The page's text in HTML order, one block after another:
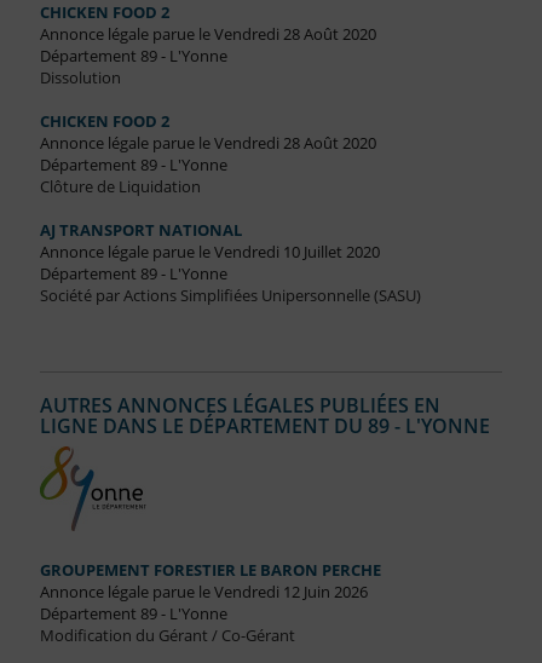
CHICKEN FOOD 2
Annonce légale parue le Vendredi 28 Août 2020
Département 89 - L'Yonne
Dissolution
CHICKEN FOOD 2
Annonce légale parue le Vendredi 28 Août 2020
Département 89 - L'Yonne
Clôture de Liquidation
AJ TRANSPORT NATIONAL
Annonce légale parue le Vendredi 10 Juillet 2020
Département 89 - L'Yonne
Société par Actions Simplifiées Unipersonnelle (SASU)
AUTRES ANNONCES LÉGALES PUBLIÉES EN
LIGNE DANS LE DÉPARTEMENT DU 89 - L'YONNE
GROUPEMENT FORESTIER LE BARON PERCHE
Annonce légale parue le Vendredi 12 Juin 2026
Département 89 - L'Yonne
Modification du Gérant / Co-Gérant